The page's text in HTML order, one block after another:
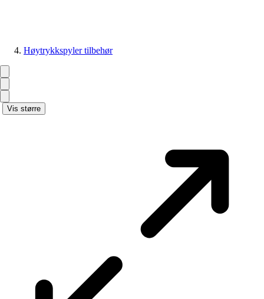
Høytrykkspyler tilbehør
Vis større